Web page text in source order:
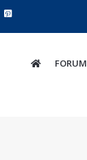
FORUM